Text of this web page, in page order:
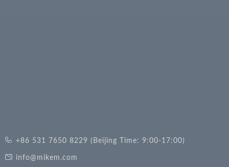
+86 531 7650 8229 (Beijing Time: 9:00-17:00)
info@mikem.com